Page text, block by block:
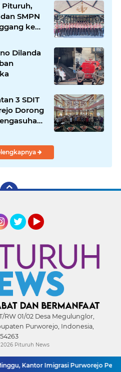
Pituruh,
SMPN
ke
Dilanda
3 SDIT
Dorong
RW 01/02 Desa Megulunglor,
Purworejo, Indonesia,
54263
Imigrasi Purworejo Permudah
2026 Pituruh News